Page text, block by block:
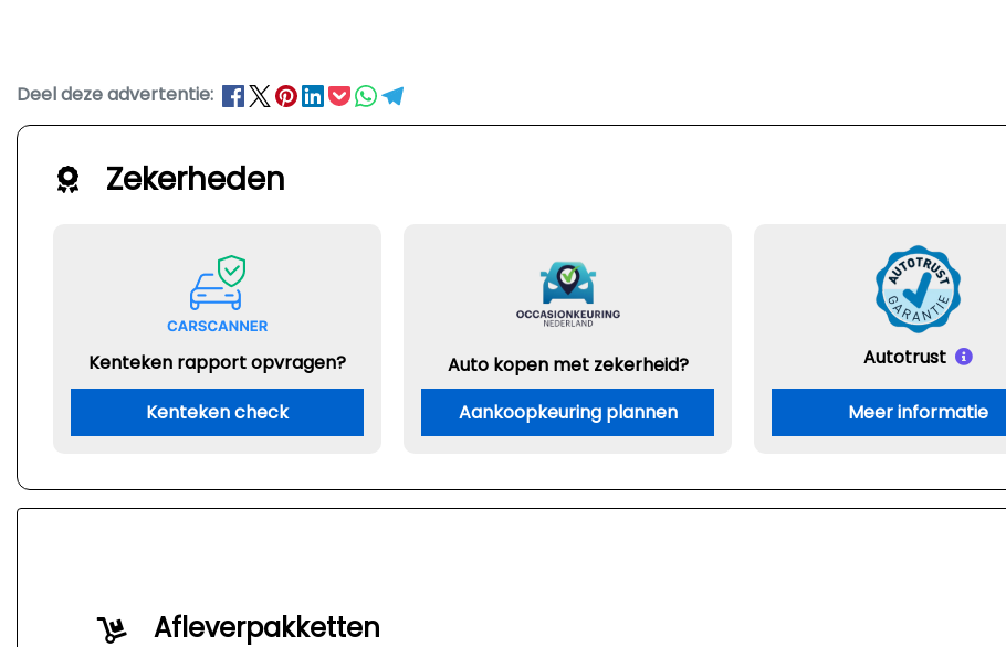
Deel deze advertentie:
Zekerheden
Kenteken rapport opvragen?
Kenteken check
Auto kopen met zekerheid?
Aankoopkeuring plannen
Autotrust
Meer informatie
Afleverpakketten